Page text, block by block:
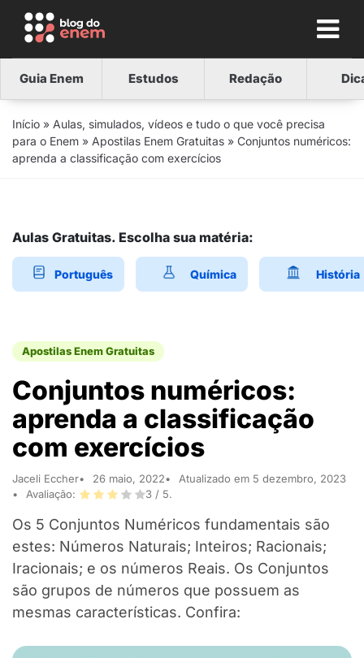
Guia Enem Estudos Redação
Início » Aulas, simulados, vídeos e tudo o que você precisa
para o Enem » Apostilas Enem Gratuitas » Conjuntos numéricos:
aprenda a classificação com exercícios
Aulas Gratuitas. Escolha sua matéria:
Português Química História
Apostilas Enem Gratuitas
Conjuntos numéricos:
aprenda a classificação
com exercícios
Jaceli Eccher 26 maio, 2022
Atualizado em 5 dezembro, 2023
Avaliação:
3 / 5.
Os 5 Conjuntos Numéricos fundamentais são
estes: Números Naturais; Inteiros; Racionais;
Iracionais; e os números Reais. Os Conjuntos
são grupos de números que possuem as
mesmas características. Confira: